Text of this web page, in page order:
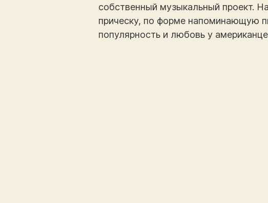
собственный музыкальный проект.
прическу, по форме напоминающую
популярность и любовь у